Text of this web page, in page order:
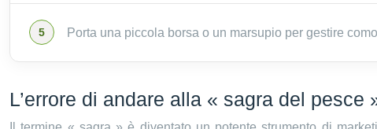
Porta una piccola borsa o un marsupio per gestire
L’errore di andare alla « sagra del